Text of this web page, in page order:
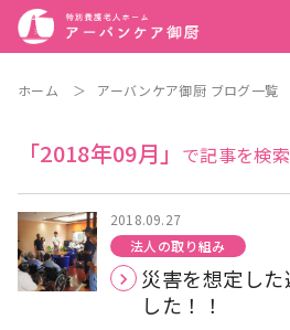
ホーム ＞ アーバンケア御厨 ブログ一覧
「2018年09月」 で記事を検
2018.09.27
法人の取り組み
災害を想定し
した！！